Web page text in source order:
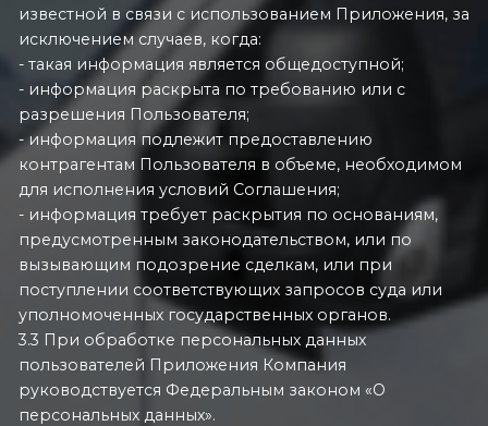
известной в связи с использованием Приложения, за
исключением случаев, когда:
- такая информация является общедоступной;
- информация раскрыта по требованию или с
разрешения Пользователя;
- информация подлежит предоставлению
контрагентам Пользователя в объеме, необходимом
для исполнения условий Соглашения;
- информация требует раскрытия по основаниям,
предусмотренным законодательством, или по
вызывающим подозрение сделкам, или при
поступлении соответствующих запросов суда или
уполномоченных государственных органов.
3.3 При обработке персональных данных
пользователей Приложения Компания
руководствуется Федеральным законом «О
персональных данных».